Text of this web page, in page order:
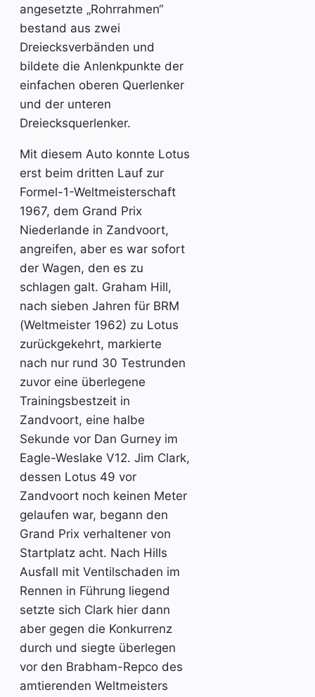
angesetzte „Rohrrahmen“
bestand aus zwei
Dreiecksverbänden und
bildete die Anlenkpunkte der
einfachen oberen Querlenker
und der unteren
Dreiecksquerlenker.
Mit diesem Auto konnte Lotus
erst beim dritten Lauf zur
Formel-1-Weltmeisterschaft
1967, dem Grand Prix
Niederlande in Zandvoort,
angreifen, aber es war sofort
der Wagen, den es zu
schlagen galt. Graham Hill,
nach sieben Jahren für BRM
(Weltmeister 1962) zu Lotus
zurückgekehrt, markierte
nach nur rund 30 Testrunden
zuvor eine überlegene
Trainingsbestzeit in
Zandvoort, eine halbe
Sekunde vor Dan Gurney im
Eagle-Weslake V12. Jim Clark,
dessen Lotus 49 vor
Zandvoort noch keinen Meter
gelaufen war, begann den
Grand Prix verhaltener von
Startplatz acht. Nach Hills
Ausfall mit Ventilschaden im
Rennen in Führung liegend
setzte sich Clark hier dann
aber gegen die Konkurrenz
durch und siegte überlegen
vor den Brabham-Repco des
amtierenden Weltmeisters